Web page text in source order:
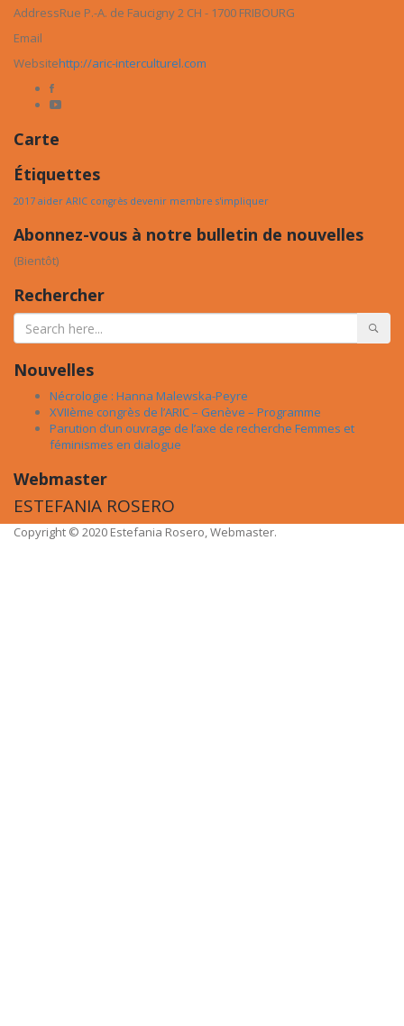
AddressRue P.-A. de Faucigny 2 CH - 1700 FRIBOURG
Email
Websitehttp://aric-interculturel.com
Carte
Étiquettes
2017 aider ARIC congrès devenir membre s'impliquer
Abonnez-vous à notre bulletin de nouvelles
(Bientôt)
Rechercher
Nouvelles
Nécrologie : Hanna Malewska-Peyre
XVIIème congrès de l’ARIC – Genève – Programme
Parution d’un ouvrage de l’axe de recherche Femmes et
féminismes en dialogue
Webmaster
ESTEFANIA ROSERO
Copyright © 2020 Estefania Rosero, Webmaster.